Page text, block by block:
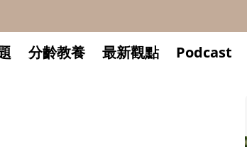
分齡教養 最新觀點 Podcast